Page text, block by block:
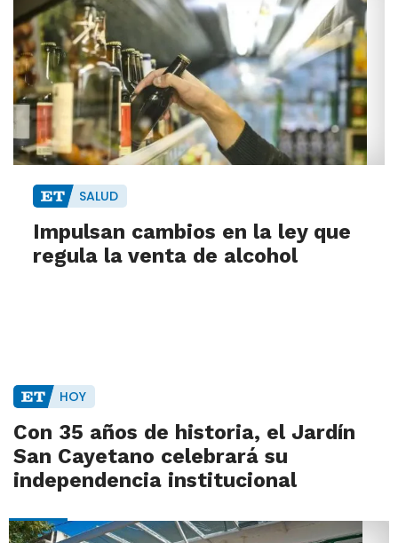
SALUD
Impulsan cambios en la ley que
regula la venta de alcohol
HOY
Con 35 años de historia, el Jardín
San Cayetano celebrará su
independencia institucional